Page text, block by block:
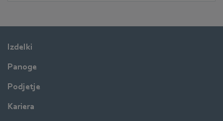
Izdelki
Panoge
Podjetje
Kariera